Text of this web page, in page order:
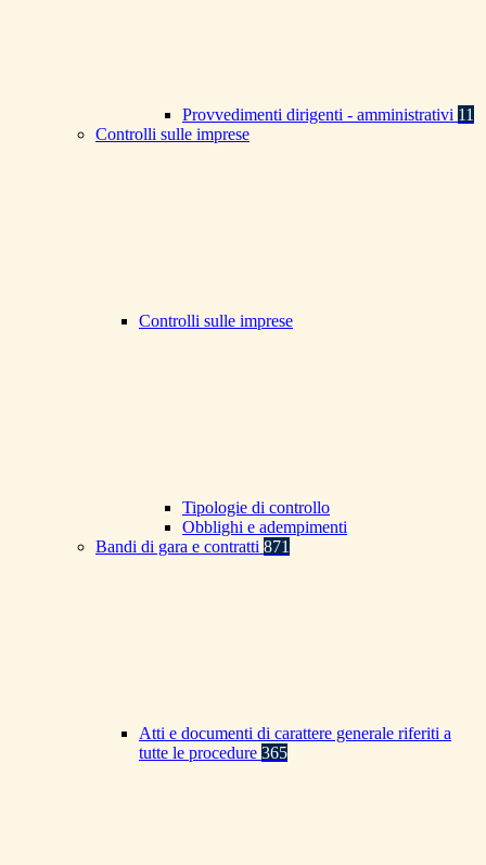
Provvedimenti dirigenti - amministrativi 11
Controlli sulle imprese
Controlli sulle imprese
Tipologie di controllo
Obblighi e adempimenti
Bandi di gara e contratti 871
Atti e documenti di carattere generale riferiti a
tutte le procedure 365